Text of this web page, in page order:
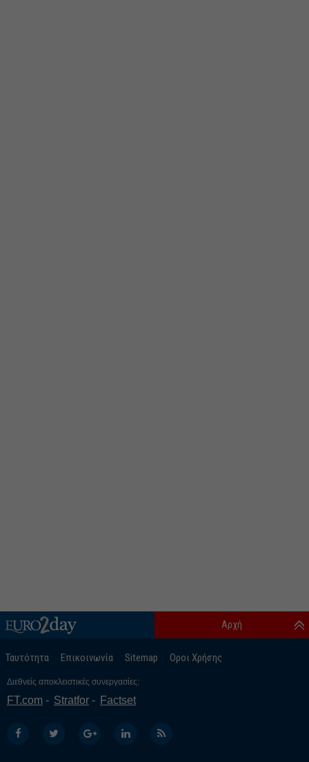
Ταυτότητα Επικοινωνία Sitemap Οροι Χρήσης
Αρχή
Διεθνείς αποκλειστικές συνεργασίες:
FT.com Stratfor Factset